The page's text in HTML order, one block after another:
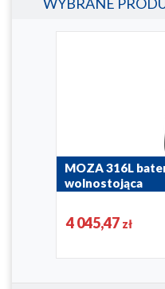
WYBRANE
MOZA 316L
wolnostojąca
4 045,47 zł